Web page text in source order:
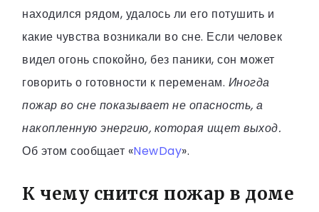
находился рядом, удалось ли его потушить и
какие чувства возникали во сне. Если человек
видел огонь спокойно, без паники, сон может
говорить о готовности к переменам. Иногда
пожар во сне показывает не опасность, а
накопленную энергию, которая ищет выход.
Об этом сообщает «NewDay».
К чему снится пожар в доме